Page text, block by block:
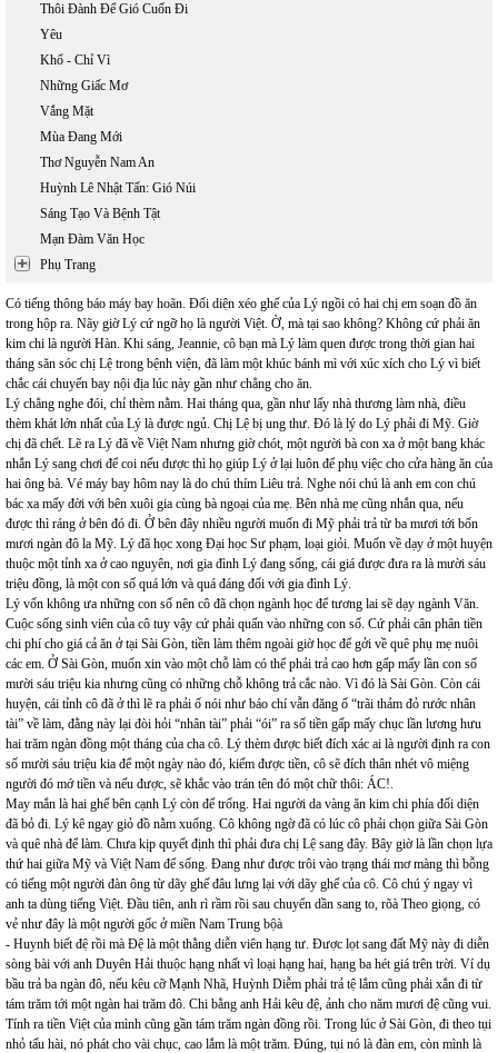
Thôi Đành Để Gió Cuốn Đi
Yêu
Khổ - Chỉ Vì
Những Giấc Mơ
Vắng Mặt
Mùa Đang Mới
Thơ Nguyễn Nam An
Huỳnh Lê Nhật Tấn: Gió Núi
Sáng Tạo Và Bệnh Tật
Mạn Đàm Văn Học
Phụ Trang
Có tiếng thông báo máy bay hoãn. Đối diện xéo ghế của Lý ngồi có hai chị em soạn đồ ăn
trong hộp ra. Nãy giờ Lý cứ ngỡ họ là người Việt. Ờ, mà tại sao không? Không cứ phải ăn
kim chi là người Hàn. Khi sáng, Jeannie, cô bạn mà Lý làm quen được trong thời gian hai
tháng săn sóc chị Lệ trong bệnh viện, đã làm một khúc bánh mì với xúc xích cho Lý vì biết
chắc cái chuyến bay nội địa lúc này gần như chẳng cho ăn.
Lý chẳng nghe đói, chỉ thèm nằm. Hai tháng qua, gần như lấy nhà thương làm nhà, điều
thèm khát lớn nhất của Lý là được ngủ. Chị Lệ bị ung thư. Đó là lý do Lý phải đi Mỹ. Giờ
chị đã chết. Lẽ ra Lý đã về Việt Nam nhưng giờ chót, một người bà con xa ở một bang khác
nhắn Lý sang chơi để coi nếu được thì họ giúp Lý ở lại luôn để phụ việc cho cửa hàng ăn của
hai ông bà. Vé máy bay hôm nay là do chú thím Liêu trả. Nghe nói chú là anh em con chú
bác xa mấy đời với bên xuôi gia cùng bà ngoại của mẹ. Bên nhà mẹ cũng nhắn qua, nếu
được thì ráng ở bên đó đi. Ở bên đây nhiều người muốn đi Mỹ phải trả từ ba mươi tới bốn
mươi ngàn đô la Mỹ. Lý đã học xong Đại học Sư phạm, loại giỏi. Muốn về dạy ở một huyện
thuộc một tỉnh xa ở cao nguyên, nơi gia đình Lý đang sống, cái giá được đưa ra là mười sáu
triệu đồng, là một con số quá lớn và quá đáng đối với gia đình Lý.
Lý vốn không ưa những con số nên cô đã chọn ngành học để tương lai sẽ dạy ngành Văn.
Cuộc sống sinh viên của cô tuy vậy cứ phải quấn vào những con số. Cứ phải cân phân tiền
chi phí cho giá cả ăn ở tại Sài Gòn, tiền làm thêm ngoài giờ học để gởi về quê phụ mẹ nuôi
các em. Ở Sài Gòn, muốn xin vào một chỗ làm có thể phải trả cao hơn gấp mấy lần con số
mười sáu triệu kia nhưng cũng có những chỗ không trả cắc nào. Vì đó là Sài Gòn. Còn cái
huyện, cái tỉnh cô đã ở thì lẽ ra phải ố nói như báo chí vẫn đăng ố “trãi thảm đỏ rước nhân
tài” về làm, đằng này lại đòi hỏi “nhân tài” phải “ói” ra số tiền gấp mấy chục lần lương hưu
hai trăm ngàn đồng một tháng của cha cô. Lý thèm được biết đích xác ai là người định ra con
số mười sáu triệu kia để một ngày nào đó, kiếm được tiền, cô sẽ đích thân nhét vô miệng
người đó mớ tiền và nếu được, sẽ khắc vào trán tên đó một chữ thôi: ÁC!.
May mắn là hai ghế bên cạnh Lý còn để trống. Hai người da vàng ăn kim chi phía đối diện
đã bỏ đi. Lý kê ngay giỏ đồ nằm xuống. Cô không ngờ đã có lúc cô phải chọn giữa Sài Gòn
và quê nhà để làm. Chưa kịp quyết định thì phải đưa chị Lệ sang đây. Bây giờ là lần chọn lựa
thứ hai giữa Mỹ và Việt Nam để sống. Đang như được trôi vào trạng thái mơ màng thì bỗng
có tiếng một người đàn ông từ dãy ghế đâu lưng lại với dãy ghế của cô. Cô chú ý ngay vì
anh ta dùng tiếng Việt. Đầu tiên, anh rì rầm rồi sau chuyển dần sang to, rõà Theo giọng, có
vẻ như đây là một người gốc ở miền Nam Trung bộà
- Huynh biết đệ rồi mà Đệ là một thằng diễn viên hạng tư. Được lọt sang đất Mỹ này đi diễn
sòng bài với anh Duyên Hải thuộc hạng nhất vì loại hạng hai, hạng ba hét giá trên trời. Ví dụ
bầu trả ba ngàn đô, nếu kêu cỡ Mạnh Nhã, Huỳnh Diễm phải trả tệ lắm cũng phải xắn đi từ
tám trăm tới một ngàn hai trăm đô. Chi bằng anh Hải kêu đệ, ảnh cho năm mươi đệ cũng vui.
Tính ra tiền Việt của mình cũng gần tám trăm ngàn đồng rồi. Trong lúc ở Sài Gòn, đi theo tụi
nhỏ tấu hài, nó phát cho vài chục, cao lắm là một trăm. Đúng, tụi nó là đàn em, còn mình là